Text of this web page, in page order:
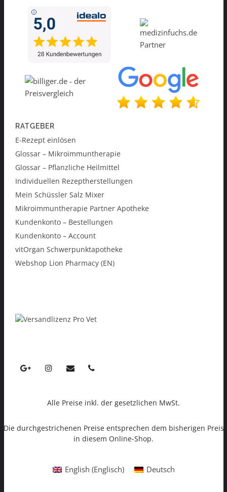
RATGEBER
E-Rezept einlösen
Glossar – Mikroimmuntherapie
Glossar – Pflanzliche Heilmittel
Individuellen Rezeptherstellungen
Mein Schüssler Salz Mixer
Mikroimmuntherapie Partner Apotheke
Kundenkonto – Bestellungen
Kundenkonto – Account
vitOrgan Schwerpunktapotheke
Webshop Lion Pharmacy (EN)
Alle Preise inkl. der gesetzlichen MwSt.
Die durchgestrichenen Preise entsprechen dem bisherigen Preis
in diesem Online-Shop.
English (Englisch) Deutsch